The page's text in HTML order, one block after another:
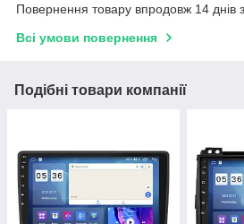
Повернення товару впродовж 14 днів
Всі умови повернення
Подібні товари компанії